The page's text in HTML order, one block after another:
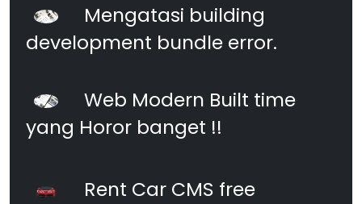
Mengatasi building
development bundle error.
Web Modern Built time
yang Horor banget !!
Rent Car CMS free